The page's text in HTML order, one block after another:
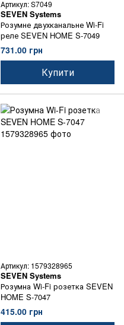
Артикул: S7049
SEVEN Systems
Розумне двухканальне Wi-Fi
реле SEVEN HOME S-7049
731.00 грн
Купити
Артикул: 1579328965
SEVEN Systems
Розумна Wi-Fi розетка SEVEN
HOME S-7047
415.00 грн